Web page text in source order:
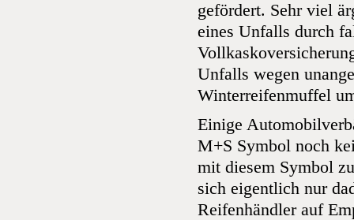
gefördert. Sehr viel
eines Unfalls durch
Unfalls wegen
Winterreifenmuffel
Einige
M+S Symbol noch
mit diesem Symbol
sich eigentlich nur
Reifenhändler auf